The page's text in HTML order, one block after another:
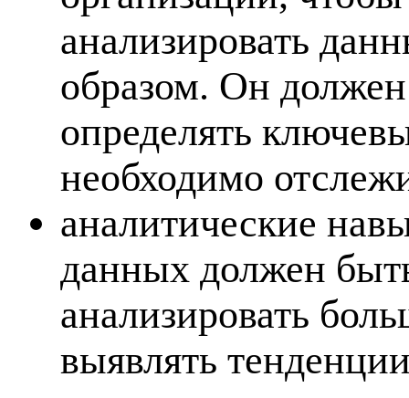
анализировать
образом. Он
определять
необходимо
аналитические
данных должен
анализировать
выявлять